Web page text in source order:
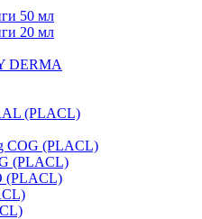
50 мл
20 мл
DERMA
(PLACL)
COG (PLACL)
(PLACL)
(PLACL)